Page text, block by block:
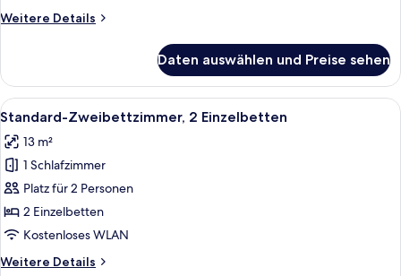
Weitere Details
Weitere
Doppelzimmer,
Doppelbett
Daten auswählen und Preise sehen
Alle
Fotos
für
Standard-
Zweibettzimmer,
2 Einzelbetten
anzeigen
Standard-Zweibettzimmer, 2
2
Standard-Zweibettzimmer, 2 Einzelbetten
13 m²
1 Schlafzimmer
Platz für 2 Personen
2 Einzelbetten
Kostenloses WLAN
Weitere Details
Weitere